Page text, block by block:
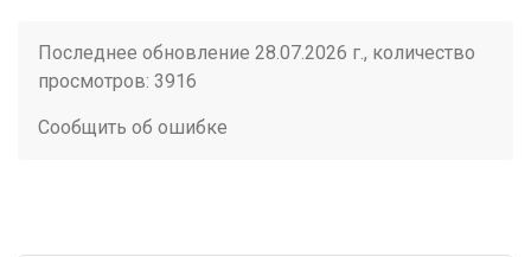
Последнее обновление 28.07.2026 г., количество
просмотров: 3916
Сообщить об ошибке